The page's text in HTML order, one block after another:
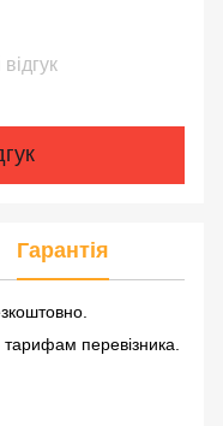
Гарантія
перевізника.